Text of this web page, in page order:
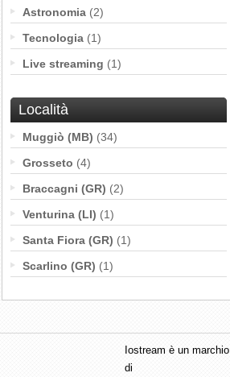
Astronomia (2)
Tecnologia (1)
Live streaming (1)
Località
Muggiò (MB) (34)
Grosseto (4)
Braccagni (GR) (2)
Venturina (LI) (1)
Santa Fiora (GR) (1)
Scarlino (GR) (1)
Iostream è un marchio
di